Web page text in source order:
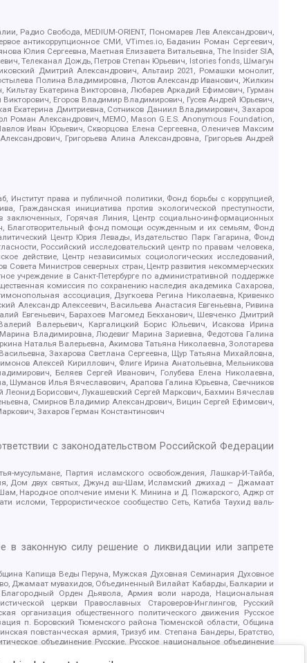
Радио Свобода, MEDIUM-ORIENT, Пономарев Лев Александрович,
антикоррупционное СМИ, VTimes.io, Баданин Роман Сергеевич,
Юлия Сергеевна, Маетная Елизавета Витальевна, The Insider SIA,
Телеканал Дождь, Петров Степан Юрьевич, Istories fonds, Шмагун
Дмитрий Александрович, Альтаир 2021, Ромашки монолит,
Полина Владимировна, Лютов Александр Иванович, Жилкин
Екатерина Викторовна, Любарев Аркадий Ефимович, Гурман
Егоров Владимир Владимирович, Гусев Андрей Юрьевич,
Екатерина Дмитриевна, Сотников Даниил Владимирович, Захаров
Роман Александрович, МЕМО, Mason G.E.S. Anonymous Foundation,
Иван Юрьевич, Скворцова Елена Сергеевна, Оленичев Максим
Григорьева Алина Александровна, Григорьев Андрей
права и публичной политики, Фонд борьбы с коррупцией,
инициатива против экологической преступности,
Горячая Линия, Центр социально-информационных
Благотворительный фонд помощи осужденным и их семьям, Фонд
Центр Юрия Левады, Издательство Парк Гагарина, Фонд
Российский исследовательский центр по правам человека,
действие, Центр независимых социологических исследований,
Министров северных стран, Центр развития некоммерческих
учреждение в Санкт-Петербурге по административной поддержке
комиссия по сохранению наследия академика Сахарова,
ассоциация, Дзугкоева Регина Николаевна, Кривенко
Александр Алексеевич, Васильева Анастасия Евгеньевна, Ривина
Евгеньевич, Барахоев Магомед Бекханович, Шевченко Дмитрий
Валерьевич, Каргалицкий Борис Юльевич, Исакова Ирина
Владимировна, Людевиг Марина Зариевна, Федотова Галина
Наталья Валерьевна, Акимова Татьяна Николаевна, Золотарева
Захарова Светлана Сергеевна, Щур Татьяна Михайловна,
Алексей Кириллович, Флиге Ирина Анатольевна, Мельникова
Беляев Сергей Иванович, Голубева Елена Николаевна,
Шуманов Илья Вячеславович, Арапова Галина Юрьевна, Свечников
Борисович, Лукашевский Сергей Маркович, Бахмин Вячеслав
Смирнов Владимир Александрович, Вицин Сергей Ефимович,
Захаров Герман Константинович
с законодательством Российской Федерации
мусульмане, Партия исламского освобождения, Лашкар-И-Тайба,
Дом двух святых, Джунд аш-Шам, Исламский джихад – Джамаат
Народное ополчение имени К. Минина и Д. Пожарского, Аджр от
Террористическое сообщество Сеть, Катиба Таухид валь-
в законную силу решение о ликвидации или запрете
Капища Веды Перуна, Мужская Духовная Семинария Духовное
Джамаат мувахидов, Объединенный Вилайат Кабарды, Балкарии и
Орден Дьявола, Армия воли народа, Национальная
церкви Православных Староверов-Инглингов, Русский
организация общественного политического движения Русское
п. Боровский Тюменского района Тюменской области, Община
повстанческая армия, Тризуб им. Степана Бандеры, Братство,
объединение Русские, Русское национальное объединение
и Единения, Каракольская инициативная группа, Автоград